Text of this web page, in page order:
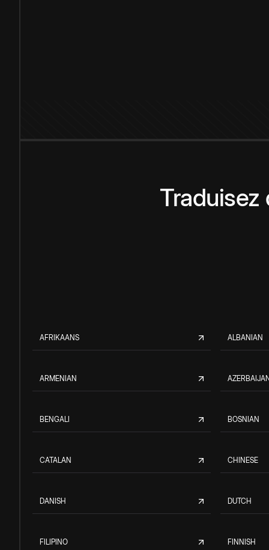
Traduisez
AFRIKAANS ALBANIAN
ARMENIAN
BENGALI BOSNIAN
CATALAN CHINESE
DANISH DUTCH
FILIPINO FINNISH